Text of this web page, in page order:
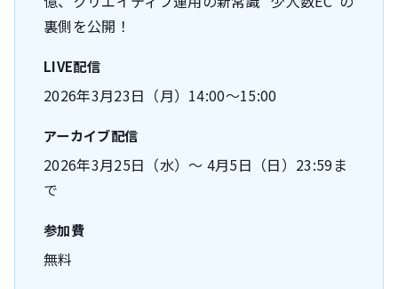
裏側を公開！
LIVE配信
2026年3月23日（月）14:00〜15:00
アーカイブ配信
2026年3月25日（水）〜 4月5日（日）23:59ま
で
参加費
無料